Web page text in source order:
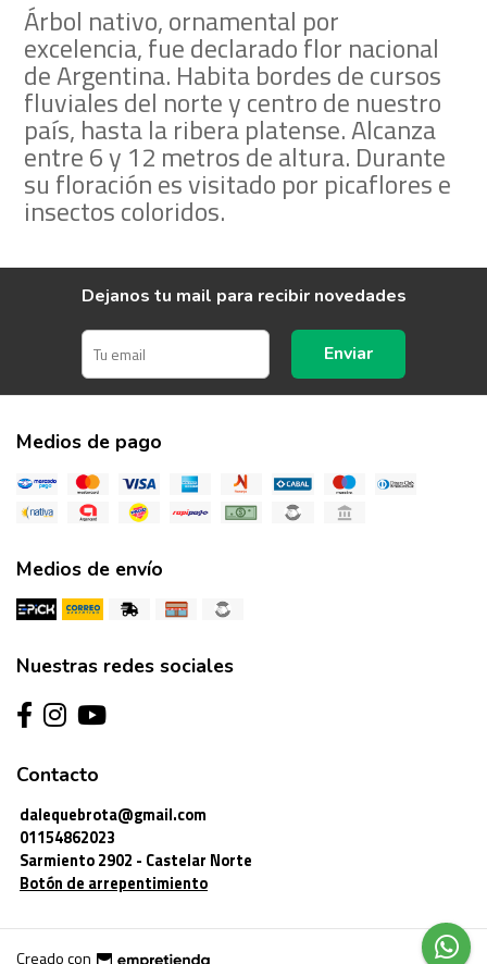
Árbol nativo, ornamental por
excelencia, fue declarado flor nacional
de Argentina. Habita bordes de cursos
fluviales del norte y centro de nuestro
país, hasta la ribera platense. Alcanza
entre 6 y 12 metros de altura. Durante
su floración es visitado por picaflores e
insectos coloridos.
Dejanos tu mail para recibir novedades
Enviar
Medios de pago
Medios de envío
Nuestras redes sociales
Contacto
dalequebrota@gmail.com
01154862023
Sarmiento 2902 - Castelar Norte
Botón de arrepentimiento
Creado con